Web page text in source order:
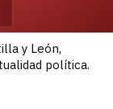
y León,
política.